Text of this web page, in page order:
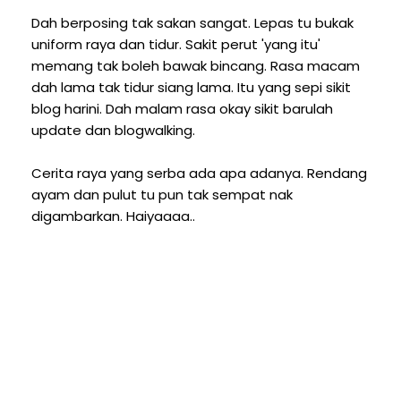
Dah berposing tak sakan sangat. Lepas tu bukak
uniform raya dan tidur. Sakit perut 'yang itu'
memang tak boleh bawak bincang. Rasa macam
dah lama tak tidur siang lama. Itu yang sepi sikit
blog harini. Dah malam rasa okay sikit barulah
update dan blogwalking.
Cerita raya yang serba ada apa adanya. Rendang
ayam dan pulut tu pun tak sempat nak
digambarkan. Haiyaaaa..